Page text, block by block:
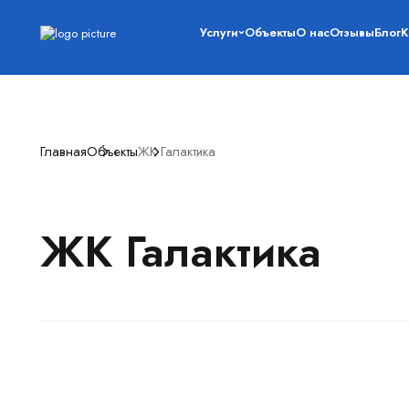
Услуги ОбъектыО насОтзывыБлог
ГлавнаяОбъектыЖК Галактика
ЖК Галактика